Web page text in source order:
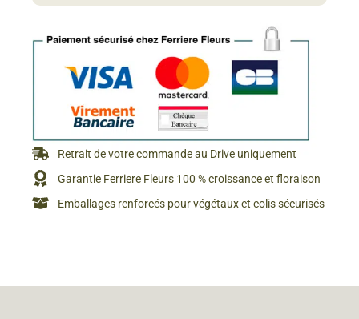
Retrait de votre commande au Drive uniquement
Garantie Ferriere Fleurs 100 % croissance et floraison
Emballages renforcés pour végétaux et colis sécurisés